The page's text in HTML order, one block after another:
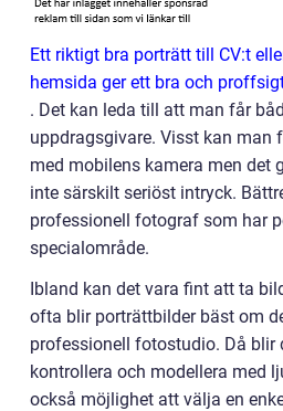
Ett riktigt bra porträtt till CV:t
hemsida ger ett bra och
. Det kan leda till att man får
uppdragsgivare. Visst kan man
med mobilens kamera men det
inte särskilt seriöst intryck.
professionell fotograf som har
specialområde.
Ibland kan det vara fint att ta
ofta blir porträttbilder bäst om
professionell fotostudio. Då blir
kontrollera och modellera med
också möjlighet att välja en